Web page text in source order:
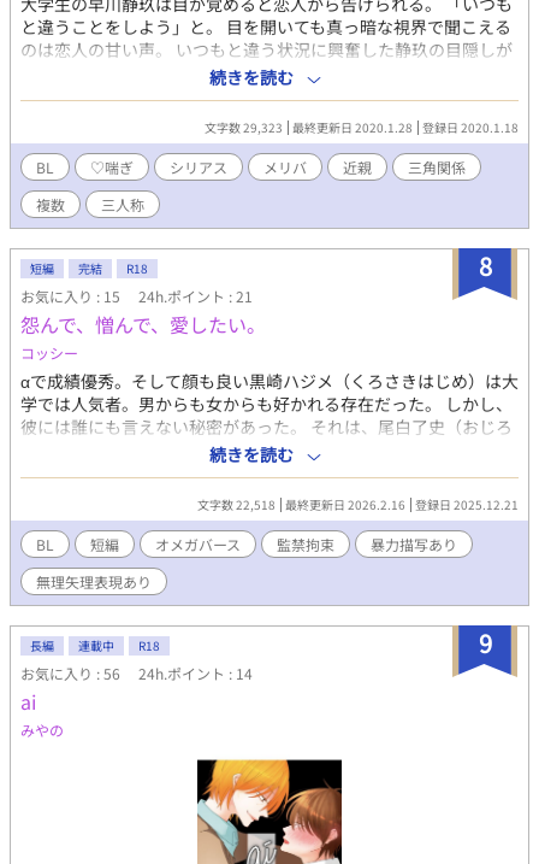
と違うことをしよう」と。 目を開いても真っ暗な視界で聞こえる
のは恋人の甘い声。 いつもと違う状況に興奮した静玖の目隠しが
外れたとき。 それは、なにもかもが変わってしまう始まりの瞬間
だった……。 大学デビューをした主人公と彼の恋人、そして彼と
同じ声をしている双子の弟の三人のおかしな関係。 【検索用プレ
イタグ】 拘束/目隠し/乳首イキ/兜合わせ/無理矢理/フェラ・イラ
マチオ/サンドイッチ/リバ/（微）流血 ※fujossy「オメガバース・
兄弟・闇BL」BL小説コンテストの応募作となります ※上記テー
マのうち2つを選択するため「兄弟」「闇」要素はありますが「オ
メガバース」はありません ※♡喘ぎがあります ※転載にあたり一
部加筆修正を行っております
続きを読む
文字数 29,323 最終更新日 2020.1.28 登録日 2020.1.18
BL ♡喘ぎ シリアス メリバ 近親
三角関係
複数
三人称
8
短編 完結 R18
お気に入り : 15 24h.ポイント : 21
怨んで、憎んで、愛したい。
コッシー
αで成績優秀。そして顔も良い黒崎ハジメ（くろさきはじめ）は大
学では人気者。男からも女からも好かれる存在だった。 しかし、
彼には誰にも言えない秘密があった。 それは、尾白了史（おじろ
あきふみ）というΩの男を監禁し。暴行、強姦をしている事であ
る。 妹を殺された黒崎ハジメαが、復讐するべく尾白了史を監
禁。その歪な生活から生まれたのは、抱いてはいけない感情だっ
た。 初闇BL作品。
続きを読む
文字数 22,518 最終更新日 2026.2.16 登録日 2025.12.21
BL 短編 オメガバース 監禁拘束
暴力描写あり
無理矢理表現あり
9
長編 連載中 R18
お気に入り : 56 24h.ポイント : 14
ai
みやの